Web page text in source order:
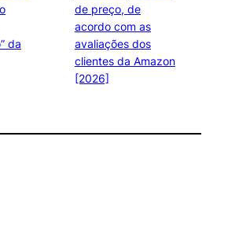
da
de preço, de
acordo com as
avaliações dos
clientes da Amazon
[2026]